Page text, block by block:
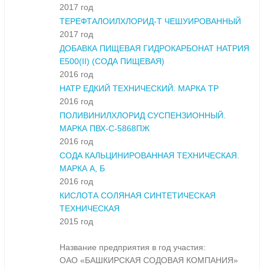
2017 год
ТЕРЕФТАЛОИЛХЛОРИД-Т ЧЕШУИРОВАННЫЙ
2017 год
ДОБАВКА ПИЩЕВАЯ ГИДРОКАРБОНАТ НАТРИЯ
Е500(II) (СОДА ПИЩЕВАЯ)
2016 год
НАТР ЕДКИЙ ТЕХНИЧЕСКИЙ. МАРКА ТР
2016 год
ПОЛИВИНИЛХЛОРИД СУСПЕНЗИОННЫЙ.
МАРКА ПВХ-С-5868ПЖ
2016 год
СОДА КАЛЬЦИНИРОВАННАЯ ТЕХНИЧЕСКАЯ.
МАРКА А, Б
2016 год
КИСЛОТА СОЛЯНАЯ СИНТЕТИЧЕСКАЯ
ТЕХНИЧЕСКАЯ
2015 год
Название предприятия в год участия:
ОАО «БАШКИРСКАЯ СОДОВАЯ КОМПАНИЯ»